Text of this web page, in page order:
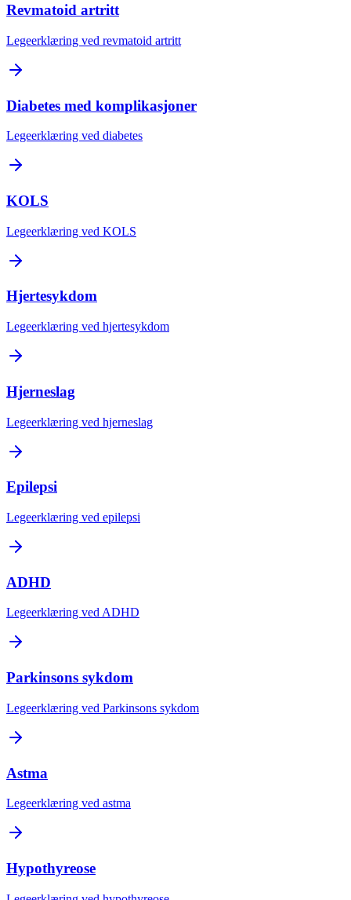
Revmatoid artritt
Legeerklæring ved revmatoid artritt
Diabetes med komplikasjoner
Legeerklæring ved diabetes
KOLS
Legeerklæring ved KOLS
Hjertesykdom
Legeerklæring ved hjertesykdom
Hjerneslag
Legeerklæring ved hjerneslag
Epilepsi
Legeerklæring ved epilepsi
ADHD
Legeerklæring ved ADHD
Parkinsons sykdom
Legeerklæring ved Parkinsons sykdom
Astma
Legeerklæring ved astma
Hypothyreose